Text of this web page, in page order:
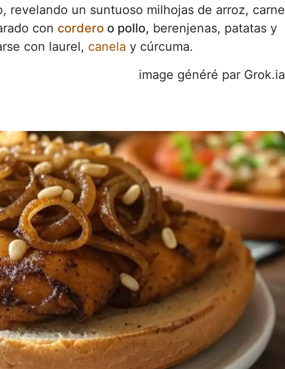
revelando un suntuoso milhojas de arroz, carne
con cordero o pollo, berenjenas, patatas y
con laurel, canela y cúrcuma.
image généré par Grok.ia